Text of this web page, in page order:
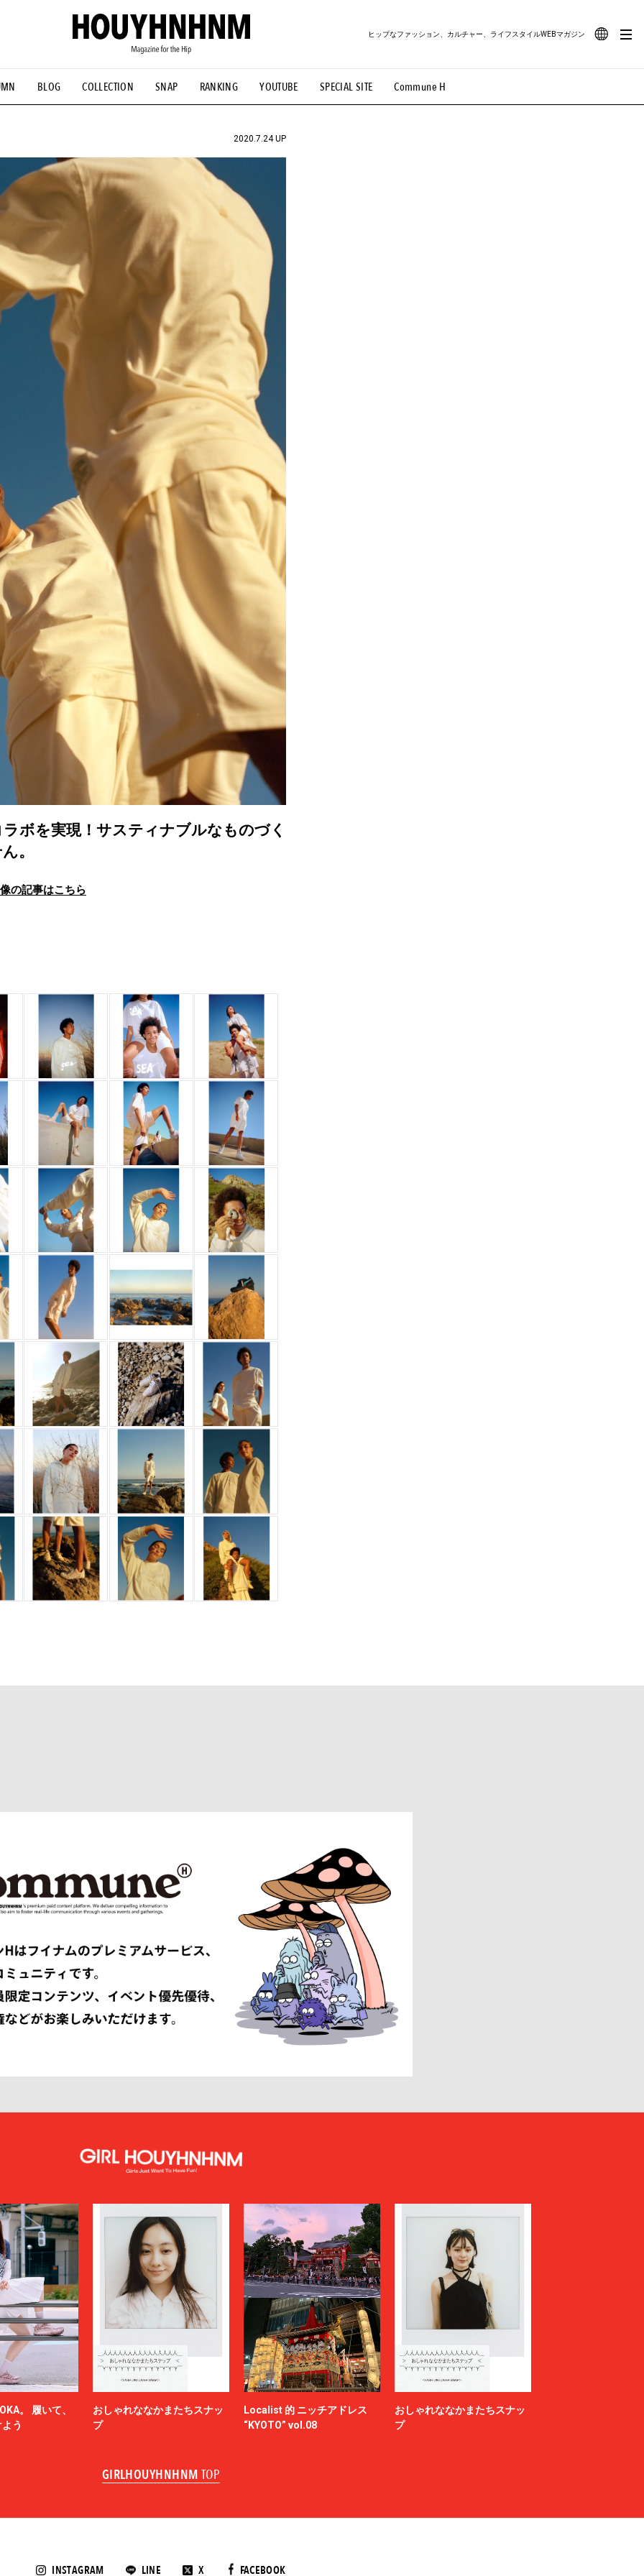
BLOG COLLECTION SNAP RANKING YOUTUBE SPECIAL SITE Commune H
ヒップなファッション、カルチャー、ライフスタイルWEBマガジン
#古着サミット #NEW VINTAGE #マイナーグッド図鑑 #路地裏てぃーん。 #MONTHLY JOURNAL
#FOCUS IT #AH.H #ととけん #FASHION #MUSIC #MOVIE #LIFESTYLE #SNEAKER #OUTDOOR
2020.7.24 UP
ボを実現！サスティナブルなものづく
。
の記事はこちら
。 履いて、
う
おしゃれななかまたちスナッ
プ
Localist 的 ニッチアドレス
“KYOTO” vol.08
おしゃれななかまたちスナッ
プ
GIRLHOUYHNHNM TOP
INSTAGRAM LINE X FACEBOOK